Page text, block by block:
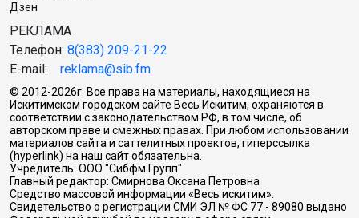
Дзен
РЕКЛАМА
Телефон: 8(383) 209-21-22
E-mail: reklama@sib.fm
© 2012-2026г. Все права на материалы, находящиеся на
Искитимском городском сайте Весь Искитим, охраняются в
соответствии с законодательством РФ, в том числе, об
авторском праве и смежных правах. При любом использовании
материалов сайта и саттелитных проектов, гиперссылка
(hyperlink) на наш сайт обязательна.
Учредитель: ООО "Сибфм Групп"
Главный редактор: Смирнова Оксана Петровна
Средство массовой информации «Весь искитим».
Свидетельство о регистрации СМИ ЭЛ № ФС 77 - 89080 выдано